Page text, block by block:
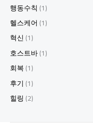
릭:
젊
음
과
에
너
지
가
넘
치
장
행동수칙 (1)
헬스케어 (1)
혁신(1)
호스트바(1)
회복(1)
후기 (1)
힐링 (2)